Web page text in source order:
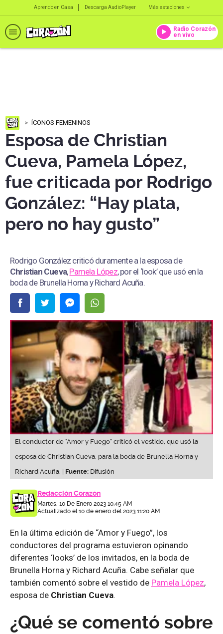
Aprendo en Casa Descarga AudioPlayer Más estaciones
Radio Corazón
en vivo
ÍCONOS FEMENINOS
Esposa de Christian
Cueva, Pamela López,
fue criticada por Rodrigo
González: “Hay plata,
pero no hay gusto”
Rodrigo González criticó duramente a la esposa de
Christian Cueva,Pamela López, por el ‘look’ que usó en la
boda de Brunella Horna y Richard Acuña.
El conductor de "Amor y Fuego" criticó el vestido, que usó la
esposa de Christian Cueva, para la boda de Brunella Horna y
Richard Acuña. | Fuente: Difusión
Redacción Corazón
Martes, 10 De Enero 2023 10:45 AM
Actualizado el 10 de enero del 2023 11:20 AM
En la última edición de “Amor y Fuego”, los
conductores del programa estuvieron opinando
diferentes ‘looks’ de los invitados, en la boda de
Brunella Horna y Richard Acuña. Cabe señalar que
también comentó sobre el vestido de Pamela López,
esposa de Christian Cueva.
¿Qué se comentó sobre